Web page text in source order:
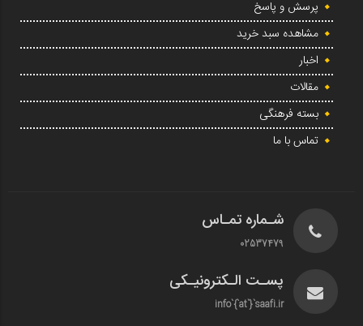
پرسش و پاسخ
مشاهده سبد خرید
اخبار
مقالات
بسته فرهنگی
تماس با ما
شـماره تمـاس
02537479
پسـت الـکترونیـکی
info`{`at`}`saafi.ir